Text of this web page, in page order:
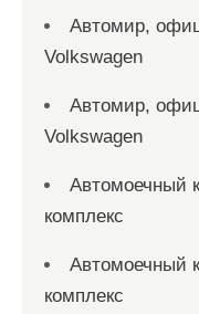
Автомир,
Volkswagen
Автомир,
Volkswagen
Автомоечный
комплекс
Автомоечный
комплекс